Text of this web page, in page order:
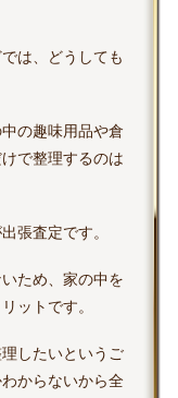
は、どうしても
の趣味用品や倉
で整理するのは
張査定です。
ため、家の中を
ットです。
したいというご
からないから全